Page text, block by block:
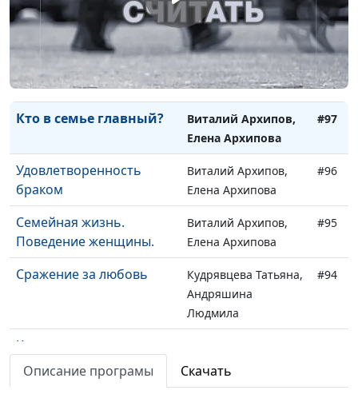
Как принимать любовь?
Виталий Архипов,
Елена Архипова
#99
Роли в браке
Виталий Архипов,
Елена Архипова
#98
Кто в семье главный?
Виталий Архипов,
Елена Архипова
#97
Удовлетворенность
браком
Виталий Архипов,
Елена Архипова
#96
Семейная жизнь.
Поведение женщины.
Виталий Архипов,
Елена Архипова
#95
Сражение за любовь
Кудрявцева Татьяна,
Андряшина
Людмила
#94
Карьера и личная
жизнь. Где грань?
Андряшина
Людмила
Описание програмы Скачать